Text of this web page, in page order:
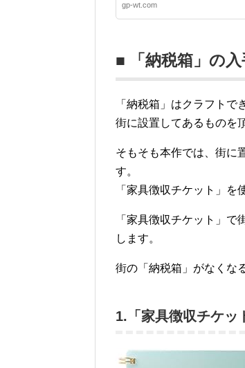
gp-wt.com
■ 「納税箱」の
「納税箱」はクラフトで
街に設置してあるものを
そもそも本作では、街に
す。
「家具徴収チケット」を
「家具徴収チケット」
します。
街の「納税箱」がなくな
1.「家具徴収チケッ